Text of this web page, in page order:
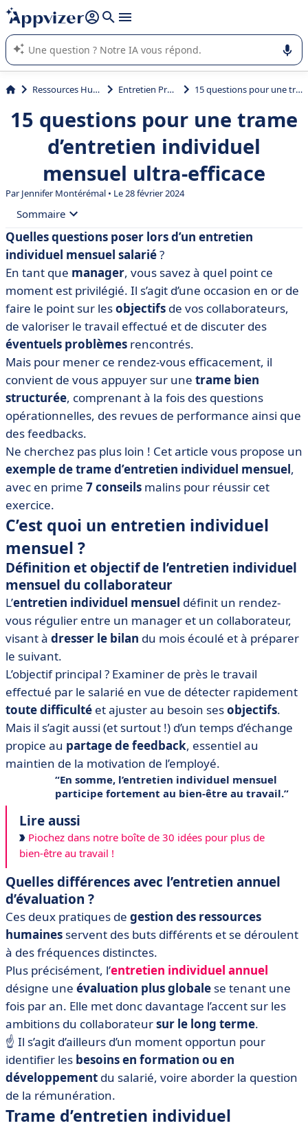
répondre (plusieurs lignes avec
L'IA de Appvizer vous guide dans l'utilisation ou la sélection de
logiciel SaaS en entreprise.
Ressources Humaines (RH) Entretien Professionnel 15 questions pour une trame d’entretien individuel mensuel ultra-efficace
15 questions pour une trame
d’entretien individuel
mensuel ultra-efficace
ParJennifer Montérémal • Le 28 février 2024
Sommaire
• C’est quoi un entretien individuel mensuel ?
• Trame d’entretien individuel mensuel : exemple de
15 questions à poser
• Comment préparer et mener correctement vos
entretiens individuels mensuels ? Nos 7 conseils
• Trame d’entretien individuel mensuel : que retenir ?
Quelles questions poser lors d’un entretien
individuel mensuel salarié?
En tant que manager, vous savez à quel point ce
moment est privilégié. Il s’agit d’une occasion en or de
faire le point sur lesobjectifs de vos collaborateurs,
de valoriser le travail effectué et de discuter des
éventuels problèmes rencontrés.
Mais pour mener ce rendez-vous efficacement, il
convient de vous appuyer sur une trame bien
structurée, comprenant à la fois des questions
opérationnelles, des revues de performance ainsi que
des feedbacks.
Ne cherchez pas plus loin ! Cet article vous propose un
exemple de trame d’entretien individuel mensuel,
avec en prime 7 conseils malins pour réussir cet
exercice.
C’est quoi un entretien individuel
mensuel ?
Définition et objectif de l’entretien individuel
mensuel du collaborateur
L’entretien individuel mensuel définit un rendez-
vous régulier entre un manager et un collaborateur,
visant à dresser le bilan du mois écoulé et à préparer
le suivant.
L’objectif principal ? Examiner de près le travail
effectué par le salarié en vue de détecter rapidement
toute difficulté et ajuster au besoin sesobjectifs.
Mais il s’agit aussi (et surtout !) d’un temps d’échange
propice au partage de feedback, essentiel au
maintien de la motivation de l’employé.
En somme, l’entretien individuel mensuel
participe fortement au bien-être au travail.
Lire aussi
Piochez dans notre boîte de 30 idées pour plus de
bien-être au travail !
Quelles différences avec l’entretien annuel
d’évaluation ?
Ces deux pratiques de gestion des ressources
humaines servent des buts différents et se déroulent
à des fréquences distinctes.
Plus précisément, l’entretien individuel annuel
désigne une évaluation plus globale se tenant une
fois par an. Elle met donc davantage l’accent sur les
ambitions du collaborateursur le long terme.
☝️ Il s’agit d’ailleurs d’un moment opportun pour
identifier les besoins en formation ou en
développement du salarié, voire aborder la question
de la rémunération.
Trame d’entretien individuel